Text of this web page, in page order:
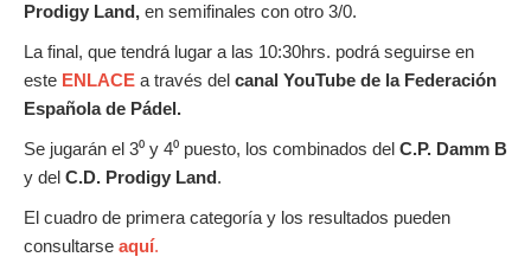
Prodigy Land, en semifinales con otro 3/0.
La final, que tendrá lugar a las 10:30hrs. podrá seguirse en
este ENLACE a través del canal YouTube de la Federación
Española de Pádel.
Se jugarán el 3⁰ y 4⁰ puesto, los combinados del C.P. Damm B
y del C.D. Prodigy Land.
El cuadro de primera categoría y los resultados pueden
consultarse aquí.